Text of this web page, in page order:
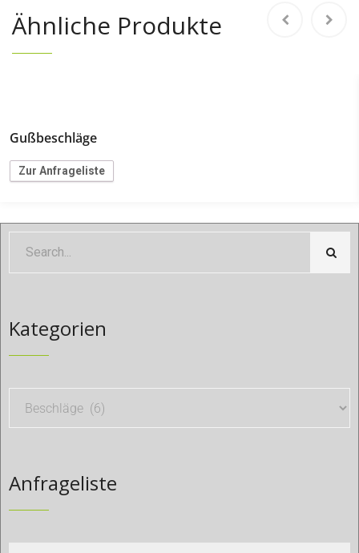
Ähnliche Produkte
Gußbeschläge
Zur Anfrageliste
Kategorien
Anfrageliste